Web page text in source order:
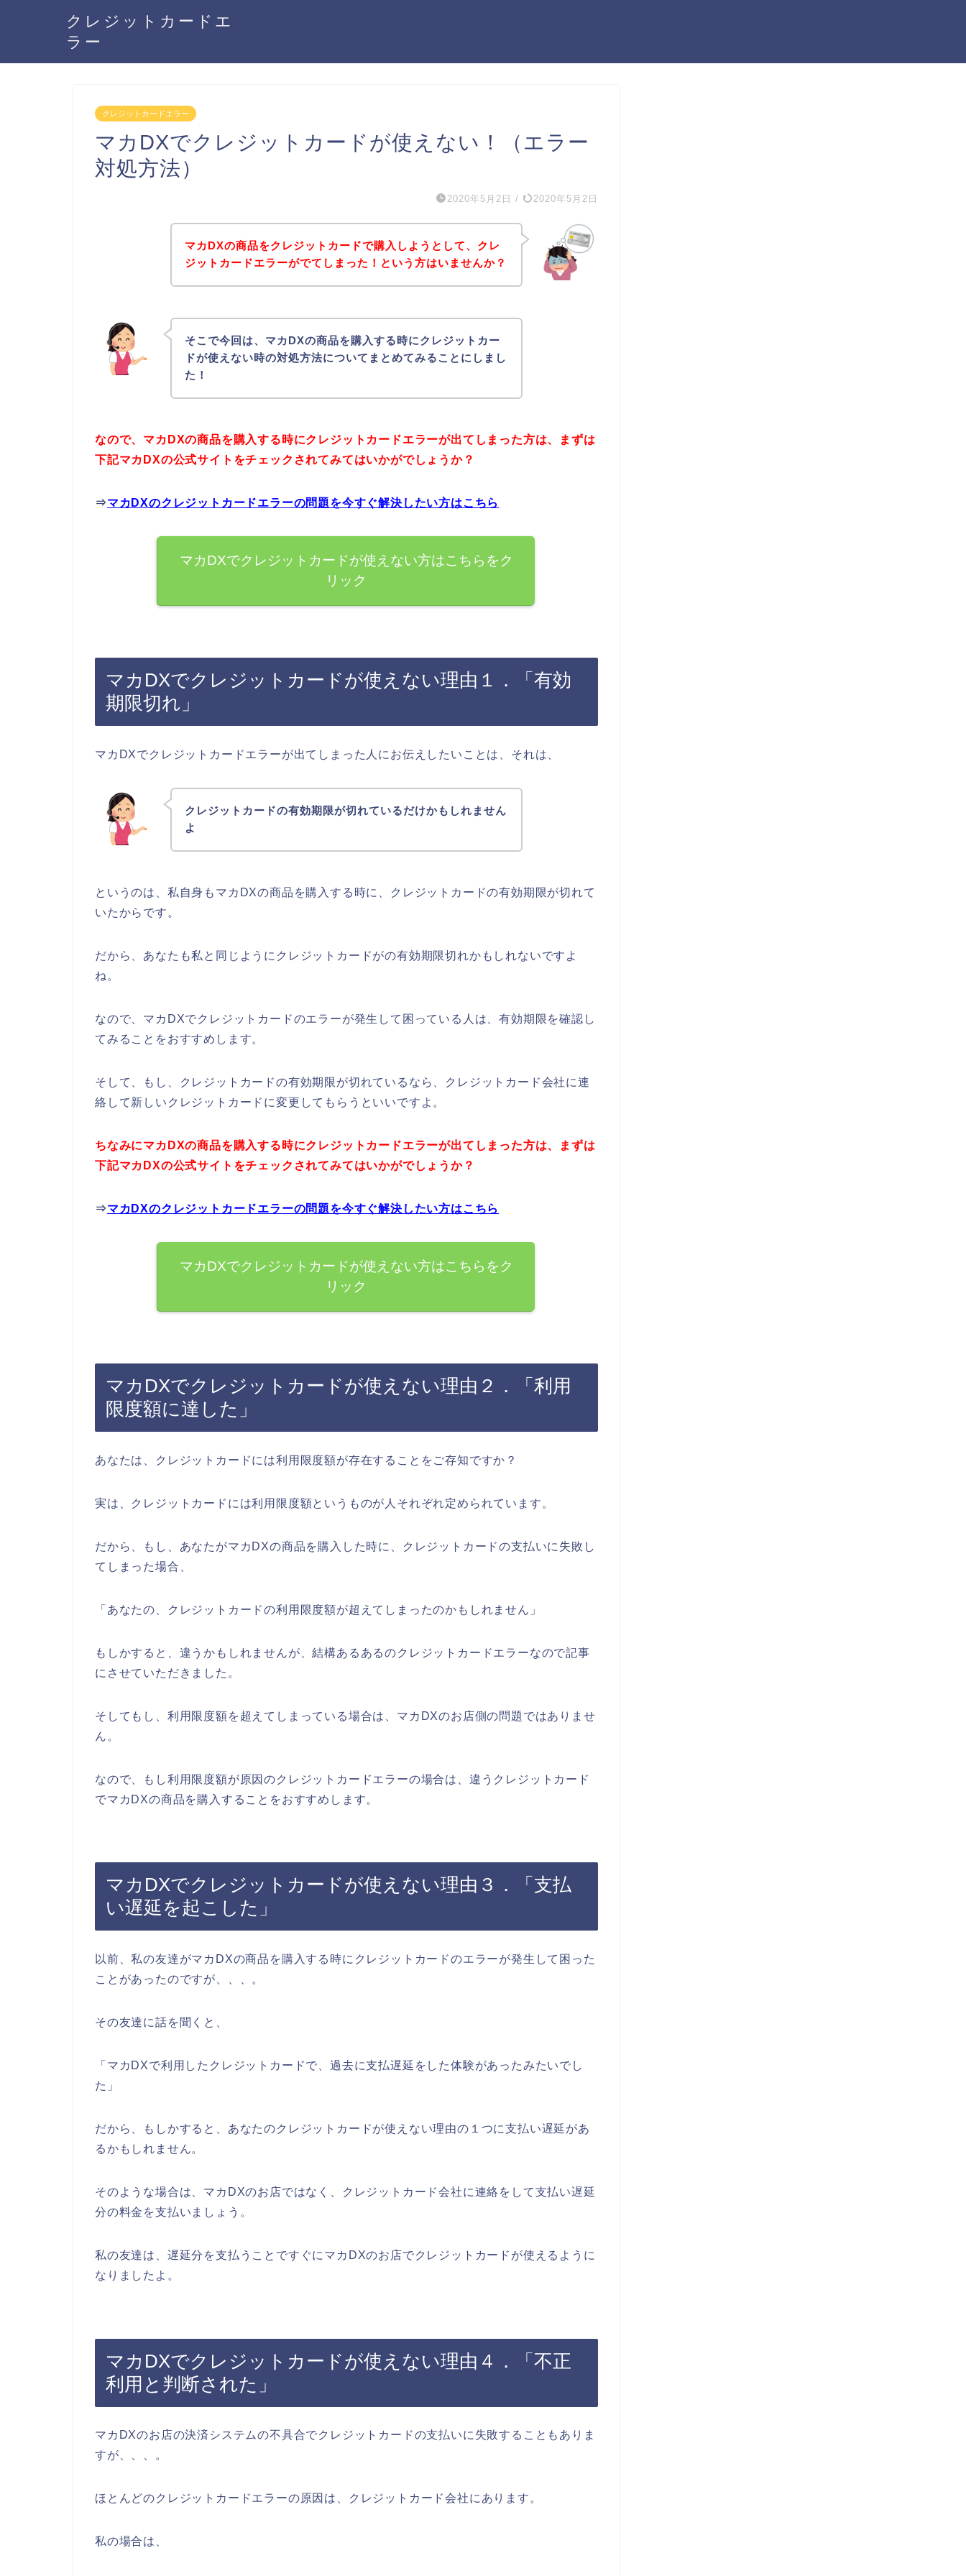
クレジットカードエ
ラー
クレジットカードエラー
マカDXでクレジットカードが使えない！（エラー
対処方法）
2020年5月2日 / 2020年5月2日
マカDXの商品をクレジットカードで購入しようとして、クレ
ジットカードエラーがでてしまった！という方はいませんか？
そこで今回は、マカDXの商品を購入する時にクレジットカー
ドが使えない時の対処方法についてまとめてみることにしまし
た！
なので、マカDXの商品を購入する時にクレジットカードエラーが出てしまった方は、まずは
下記マカDXの公式サイトをチェックされてみてはいかがでしょうか？
⇒マカDXのクレジットカードエラーの問題を今すぐ解決したい方はこちら
マカDXでクレジットカードが使えない方はこちらをク
リック
マカDXでクレジットカードが使えない理由１．「有効
期限切れ」
マカDXでクレジットカードエラーが出てしまった人にお伝えしたいことは、それは、
クレジットカードの有効期限が切れているだけかもしれません
よ
というのは、私自身もマカDXの商品を購入する時に、クレジットカードの有効期限が切れて
いたからです。
だから、あなたも私と同じようにクレジットカードがの有効期限切れかもしれないですよ
ね。
なので、マカDXでクレジットカードのエラーが発生して困っている人は、有効期限を確認し
てみることをおすすめします。
そして、もし、クレジットカードの有効期限が切れているなら、クレジットカード会社に連
絡して新しいクレジットカードに変更してもらうといいですよ。
ちなみにマカDXの商品を購入する時にクレジットカードエラーが出てしまった方は、まずは
下記マカDXの公式サイトをチェックされてみてはいかがでしょうか？
⇒マカDXのクレジットカードエラーの問題を今すぐ解決したい方はこちら
マカDXでクレジットカードが使えない方はこちらをク
リック
マカDXでクレジットカードが使えない理由２．「利用
限度額に達した」
あなたは、クレジットカードには利用限度額が存在することをご存知ですか？
実は、クレジットカードには利用限度額というものが人それぞれ定められています。
だから、もし、あなたがマカDXの商品を購入した時に、クレジットカードの支払いに失敗し
てしまった場合、
「あなたの、クレジットカードの利用限度額が超えてしまったのかもしれません」
もしかすると、違うかもしれませんが、結構あるあるのクレジットカードエラーなので記事
にさせていただきました。
そしてもし、利用限度額を超えてしまっている場合は、マカDXのお店側の問題ではありませ
ん。
なので、もし利用限度額が原因のクレジットカードエラーの場合は、違うクレジットカード
でマカDXの商品を購入することをおすすめします。
マカDXでクレジットカードが使えない理由３．「支払
い遅延を起こした」
以前、私の友達がマカDXの商品を購入する時にクレジットカードのエラーが発生して困った
ことがあったのですが、、、。
その友達に話を聞くと、
「マカDXで利用したクレジットカードで、過去に支払遅延をした体験があったみたいでし
た」
だから、もしかすると、あなたのクレジットカードが使えない理由の１つに支払い遅延があ
るかもしれません。
そのような場合は、マカDXのお店ではなく、クレジットカード会社に連絡をして支払い遅延
分の料金を支払いましょう。
私の友達は、遅延分を支払うことですぐにマカDXのお店でクレジットカードが使えるように
なりましたよ。
マカDXでクレジットカードが使えない理由４．「不正
利用と判断された」
マカDXのお店の決済システムの不具合でクレジットカードの支払いに失敗することもありま
すが、、、。
ほとんどのクレジットカードエラーの原因は、クレジットカード会社にあります。
私の場合は、